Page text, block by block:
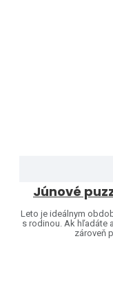
Leto je ideálnym
s rodinou. Ak hľadáte
zároveň